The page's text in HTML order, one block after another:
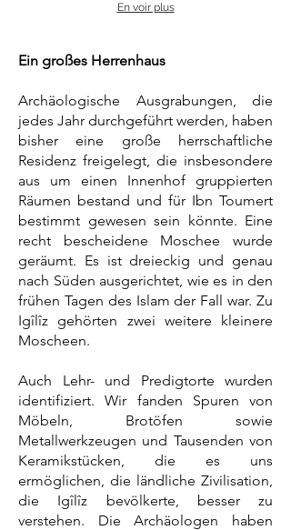
En voir plus
Ein großes Herrenhaus
Archäologische Ausgrabungen, die
jedes Jahr durchgeführt werden, haben
bisher eine große herrschaftliche
Residenz freigelegt, die insbesondere
aus um einen Innenhof gruppierten
Räumen bestand und für Ibn Toumert
bestimmt gewesen sein könnte. Eine
recht bescheidene Moschee wurde
geräumt. Es ist dreieckig und genau
nach Süden ausgerichtet, wie es in den
frühen Tagen des Islam der Fall war. Zu
Igîlîz gehörten zwei weitere kleinere
Moscheen.
Auch Lehr- und Predigtorte wurden
identifiziert. Wir fanden Spuren von
Möbeln, Brotöfen sowie
Metallwerkzeugen und Tausenden von
Keramikstücken, die es uns
ermöglichen, die ländliche Zivilisation,
die Igîlîz bevölkerte, besser zu
verstehen. Die Archäologen haben